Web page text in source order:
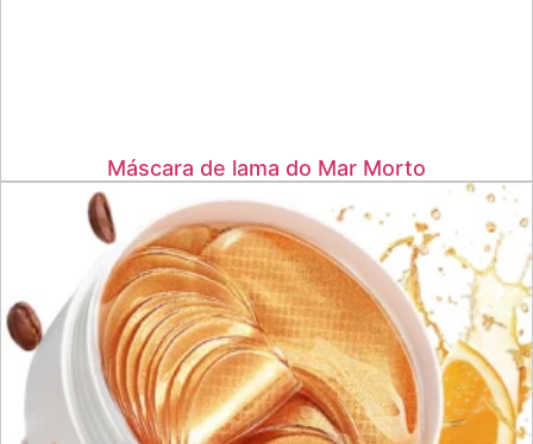
Máscara de lama do Mar Morto